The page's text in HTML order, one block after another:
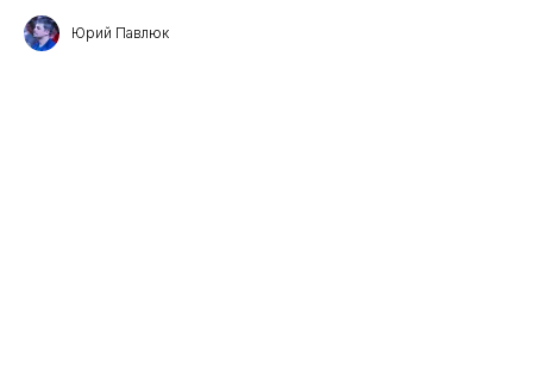
Юрий Павлюк